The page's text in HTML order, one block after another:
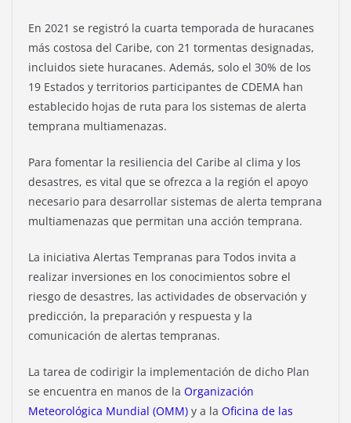
En 2021 se registró la cuarta temporada de huracanes
más costosa del Caribe, con 21 tormentas designadas,
incluidos siete huracanes. Además, solo el 30% de los
19 Estados y territorios participantes de CDEMA han
establecido hojas de ruta para los sistemas de alerta
temprana multiamenazas.
Para fomentar la resiliencia del Caribe al clima y los
desastres, es vital que se ofrezca a la región el apoyo
necesario para desarrollar sistemas de alerta temprana
multiamenazas que permitan una acción temprana.
La iniciativa Alertas Tempranas para Todos invita a
realizar inversiones en los conocimientos sobre el
riesgo de desastres, las actividades de observación y
predicción, la preparación y respuesta y la
comunicación de alertas tempranas.
La tarea de codirigir la implementación de dicho Plan
se encuentra en manos de la Organización
Meteorológica Mundial (OMM) y a la Oficina de las